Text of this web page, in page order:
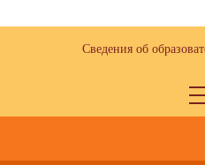
Сведения об